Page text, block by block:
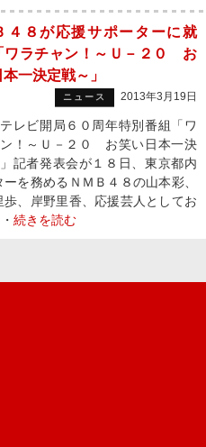
４８が応援サポーターに就
ラチャン！～Ｕ－２０ お
一決定戦～」
ニュース 2013年3月19日
レビ開局６０周年特別番組「ワ
！～Ｕ－２０ お笑い日本一決
記者発表会が１８日、東京都内
を務めるＮＭＢ４８の山本彩、
、岸野里香、応援芸人としてお
続きを読む